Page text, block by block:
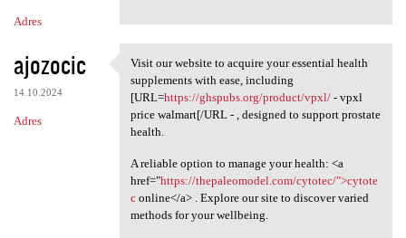
Adres
ajozocic
14.10.2024
Adres
Visit our website to acquire
Visit our website to acquire your essential health
supplements with ease, including
[URL=https://ghspubs.org/product/vpxl/- vpxl
price walmart[/URL - , designed to support prostate
health.
A reliable option to manage your health: <a
href="https://thepaleomodel.com/cytotec/">cytote
conline</a> . Explore our site to discover varied
methods for your wellbeing.